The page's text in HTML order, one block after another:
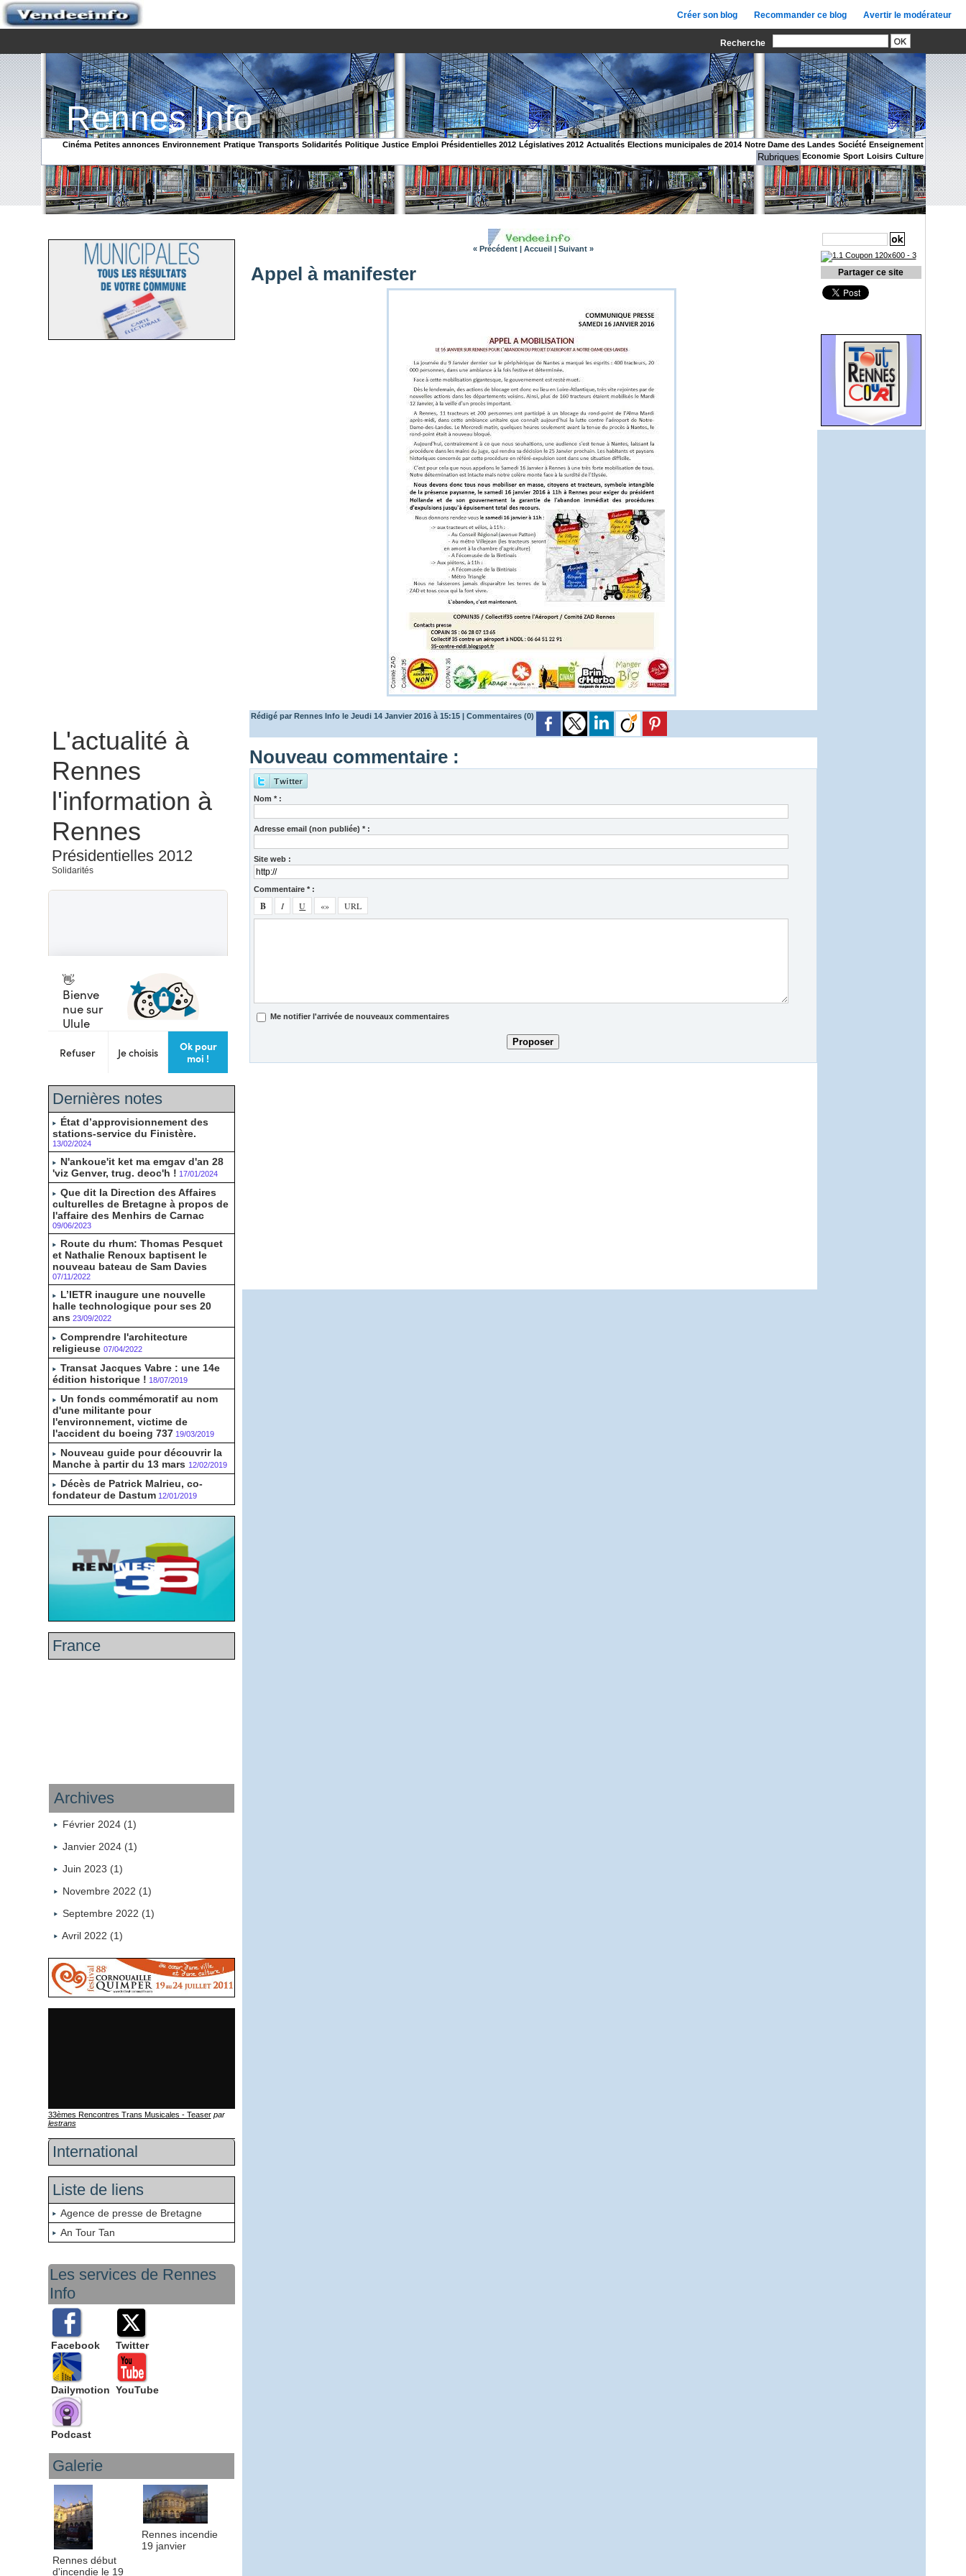
Créer son blog Recommander ce blog Avertir le modérateur
Recherche
Rennes Info
Enseignement
Société
Notre Dame des Landes
Elections municipales de 2014
Actualités
Législatives 2012
Présidentielles 2012
Emploi
Justice
Politique
Solidarités
Transports
Pratique
Environnement
Petites annonces
Cinéma
Culture
Loisirs
Sport
Economie
Rubriques
L'actualité à
Rennes
l'information à
Rennes
Présidentielles 2012
Solidarités
Dernières notes
État d’approvisionnement des
stations-service du Finistère.
13/02/2024
N'ankoue'it ket ma emgav d'an 28
'viz Genver, trug. deoc'h ! 17/01/2024
Que dit la Direction des Affaires
culturelles de Bretagne à propos de
l'affaire des Menhirs de Carnac
09/06/2023
Route du rhum: Thomas Pesquet
et Nathalie Renoux baptisent le
nouveau bateau de Sam Davies
07/11/2022
L’IETR inaugure une nouvelle
halle technologique pour ses 20
ans 23/09/2022
Comprendre l'architecture
religieuse 07/04/2022
Transat Jacques Vabre : une 14e
édition historique ! 18/07/2019
Un fonds commémoratif au nom
d'une militante pour
l'environnement, victime de
l'accident du boeing 737 19/03/2019
Nouveau guide pour découvrir la
Manche à partir du 13 mars 12/02/2019
Décès de Patrick Malrieu, co-
fondateur de Dastum 12/01/2019
France
Archives
Février 2024 (1)
Janvier 2024 (1)
Juin 2023 (1)
Novembre 2022 (1)
Septembre 2022 (1)
Avril 2022 (1)
33èmes Rencontres Trans Musicales - Teaser par
lestrans
International
Liste de liens
Agence de presse de Bretagne
An Tour Tan
Les services de Rennes
Info
Facebook Twitter
Dailymotion YouTube
Podcast
Galerie
Rennes début
d'incendie le 19
Rennes incendie
19 janvier
« Précédent | Accueil | Suivant »
Appel à manifester
Rédigé par Rennes Info le Jeudi 14 Janvier 2016 à 15:15 | Commentaires (0)
Nouveau commentaire :
Nom * :
Adresse email (non publiée) * :
Site web :
Commentaire * :
Me notifier l'arrivée de nouveaux commentaires
Partager ce site